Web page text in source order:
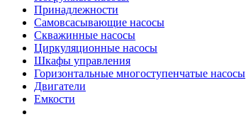
Принадлежности
Самовсасывающие насосы
Скважинные насосы
Циркуляционные насосы
Шкафы управления
Горизонтальные многоступенчатые насосы
Двигатели
Емкости